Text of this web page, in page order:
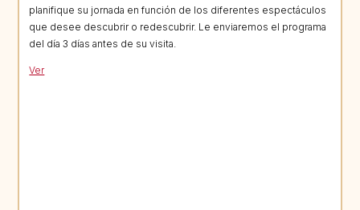
planifique su jornada en función de los diferentes espectáculos
que desee descubrir o redescubrir. Le enviaremos el programa
del día 3 días antes de su visita.
Ver